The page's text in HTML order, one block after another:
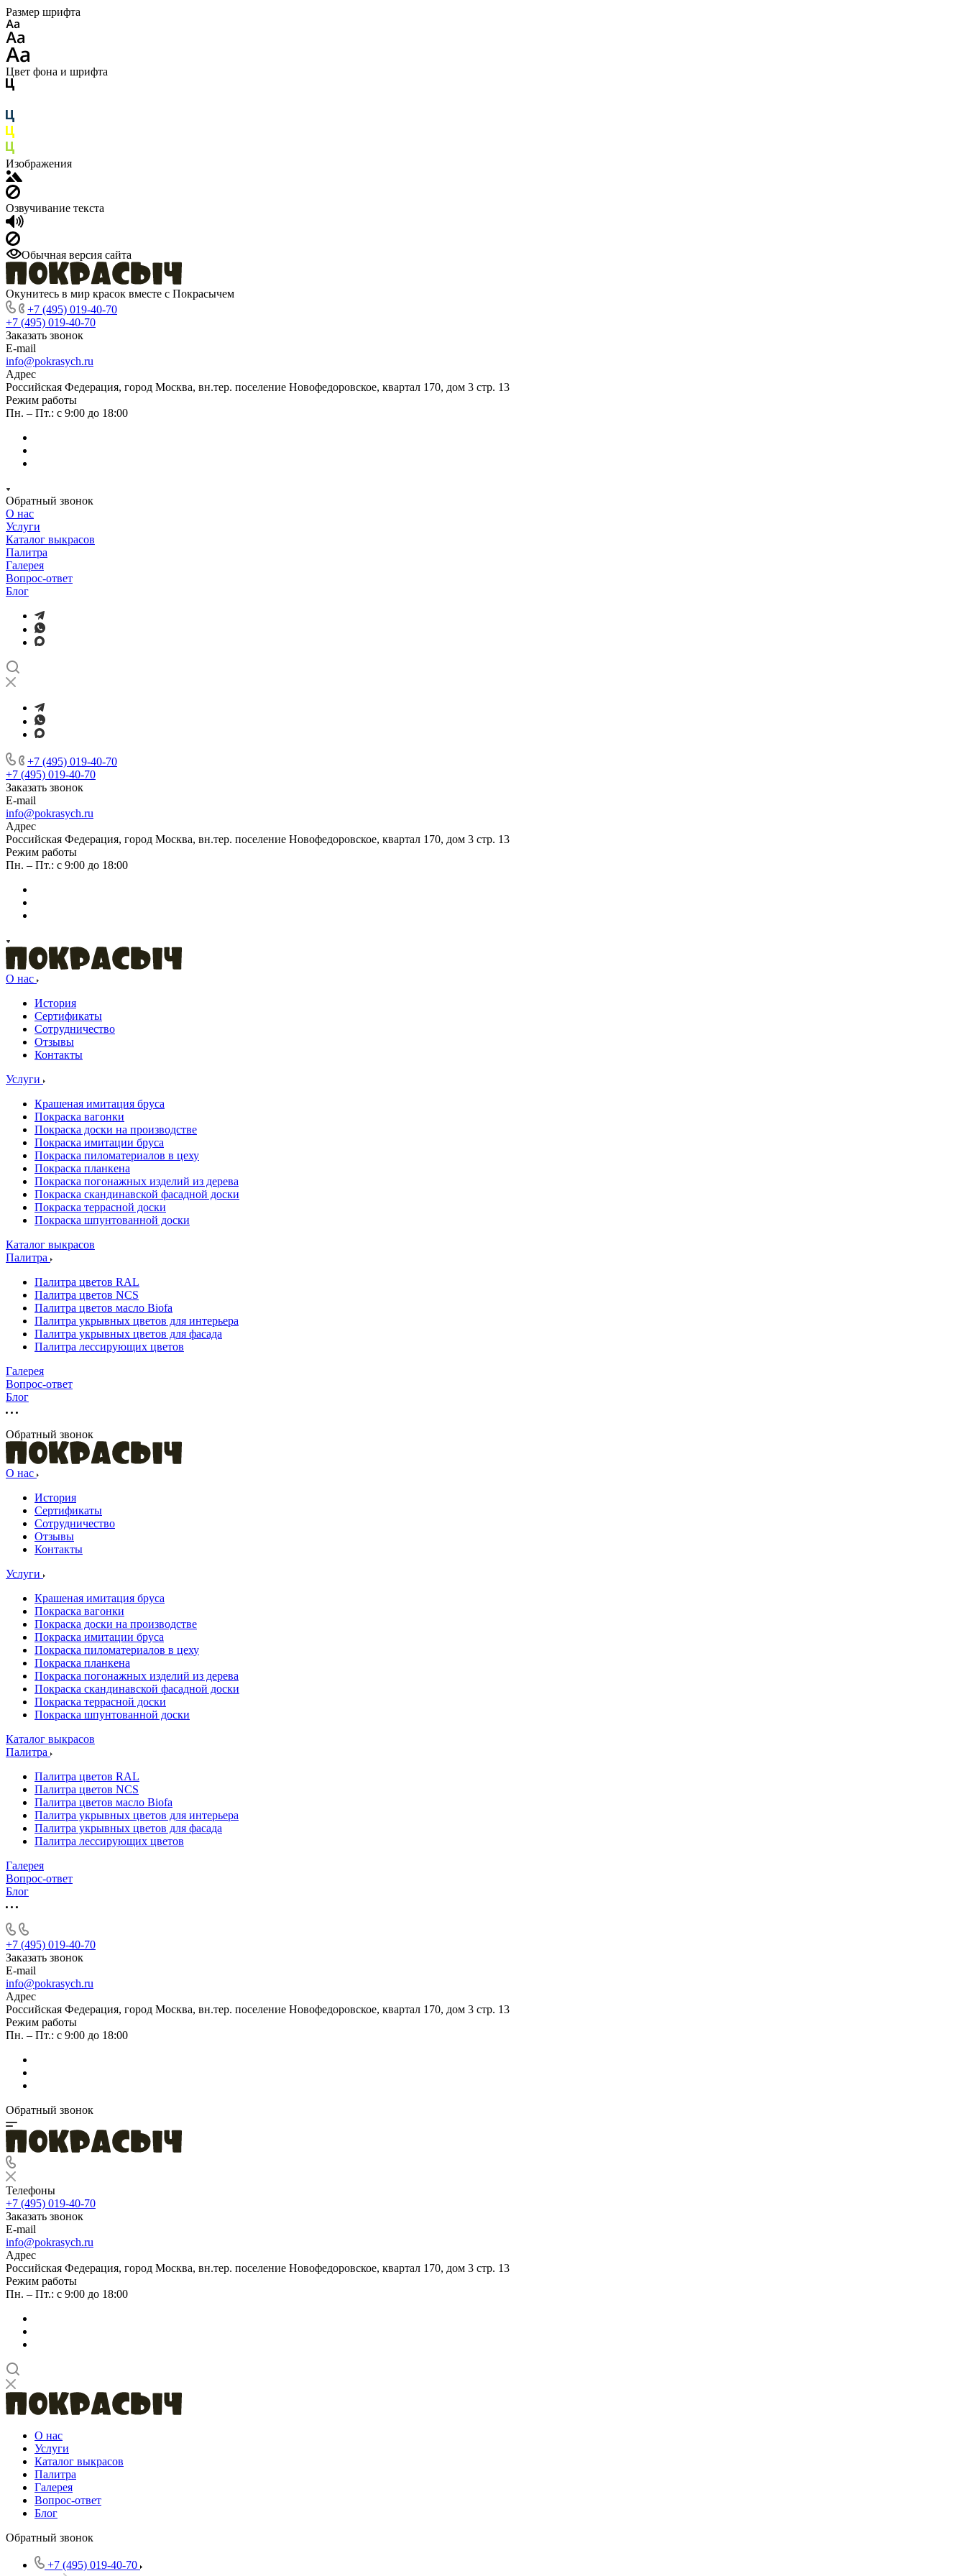
Размер шрифта
Цвет фона и шрифта
Изображения
Озвучивание текста
Обычная версия сайта
Окунитесь в мир красок вместе с Покрасычем
+7 (495) 019-40-70
+7 (495) 019-40-70
Заказать звонок
E-mail
info@pokrasych.ru
Адрес
Российская Федерация, город Москва, вн.тер. поселение Новофедоровское, квартал 170, дом 3 стр. 13
Режим работы
Пн. – Пт.: с 9:00 до 18:00
Обратный звонок
О нас
Услуги
Каталог выкрасов
Палитра
Галерея
Вопрос-ответ
Блог
+7 (495) 019-40-70
+7 (495) 019-40-70
Заказать звонок
E-mail
info@pokrasych.ru
Адрес
Российская Федерация, город Москва, вн.тер. поселение Новофедоровское, квартал 170, дом 3 стр. 13
Режим работы
Пн. – Пт.: с 9:00 до 18:00
О нас
История
Сертификаты
Сотрудничество
Отзывы
Контакты
Услуги
Крашеная имитация бруса
Покраска вагонки
Покраска доски на производстве
Покраска имитации бруса
Покраска пиломатериалов в цеху
Покраска планкена
Покраска погонажных изделий из дерева
Покраска скандинавской фасадной доски
Покраска террасной доски
Покраска шпунтованной доски
Каталог выкрасов
Палитра
Палитра цветов RAL
Палитра цветов NCS
Палитра цветов масло Biofa
Палитра укрывных цветов для интерьера
Палитра укрывных цветов для фасада
Палитра лессирующих цветов
Галерея
Вопрос-ответ
Блог
Обратный звонок
О нас
История
Сертификаты
Сотрудничество
Отзывы
Контакты
Услуги
Крашеная имитация бруса
Покраска вагонки
Покраска доски на производстве
Покраска имитации бруса
Покраска пиломатериалов в цеху
Покраска планкена
Покраска погонажных изделий из дерева
Покраска скандинавской фасадной доски
Покраска террасной доски
Покраска шпунтованной доски
Каталог выкрасов
Палитра
Палитра цветов RAL
Палитра цветов NCS
Палитра цветов масло Biofa
Палитра укрывных цветов для интерьера
Палитра укрывных цветов для фасада
Палитра лессирующих цветов
Галерея
Вопрос-ответ
Блог
+7 (495) 019-40-70
Заказать звонок
E-mail
info@pokrasych.ru
Адрес
Российская Федерация, город Москва, вн.тер. поселение Новофедоровское, квартал 170, дом 3 стр. 13
Режим работы
Пн. – Пт.: с 9:00 до 18:00
Обратный звонок
Телефоны
+7 (495) 019-40-70
Заказать звонок
E-mail
info@pokrasych.ru
Адрес
Российская Федерация, город Москва, вн.тер. поселение Новофедоровское, квартал 170, дом 3 стр. 13
Режим работы
Пн. – Пт.: с 9:00 до 18:00
О нас
Услуги
Каталог выкрасов
Палитра
Галерея
Вопрос-ответ
Блог
Обратный звонок
+7 (495) 019-40-70